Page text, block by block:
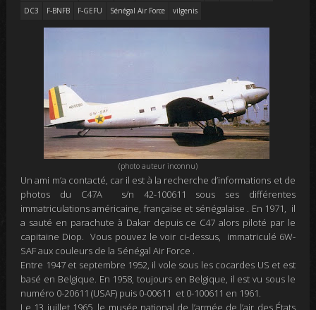
DC3
F-BNFB F-GEFU Sénégal Air Force vilgenis
(photo auteur inconnu)
Un ami m’a contacté, car il est à la recherche d’informations et de
photos du C47A s/n 42-100611 sous ses différentes
immatriculations américaine, française et sénégalaise . En 1971, il
a sauté en parachute à Dakar depuis ce C47 alors piloté par le
capitaine Diop. Vous pouvez le voir ci-dessus,
immatriculé 6W-
SAF aux couleurs de la Sénégal Air Force .
Entre 1947 et septembre 1952, il vole sous les cocardes US et est
basé en Belgique. En 1958, toujours en Belgique, il est vu sous le
numéro 0-20611 (USAF) puis 0-00611 et 0-100611 en 1961.
Le 13 juillet 1965, le musée national de l’armée de l’air des États